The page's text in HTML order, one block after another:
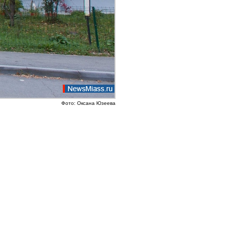
Фото: Оксана Юзеева